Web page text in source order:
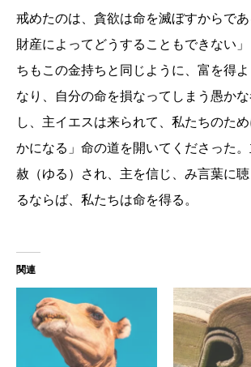
戒めたのは、貪欲は命を滅ぼすからで
財産によってどうすることもできない
ちもこの金持ちと同じように、富を得
なり、自分の命を損なってしまう愚か
し、主イエスは来られて、私たちのため
かになる」命の道を開いてくださった
赦（ゆる）され、主を信じ、み言葉に
るならば、私たちは命を得る。
関連